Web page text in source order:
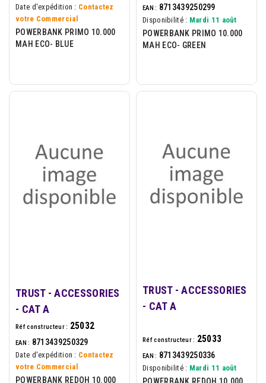
Date d'expédition : Contactez
votre Commercial
POWERBANK PRIMO 10.000
MAH ECO- BLUE
EAN : 8713439250299
Disponibilité : Mardi 11 août
POWERBANK PRIMO 10.000
MAH ECO- GREEN
TRUST - ACCESSORIES
- CAT A
Réf constructeur : 25032
EAN : 8713439250329
Date d'expédition : Contactez
votre Commercial
POWERBANK REDOH 10.000
TRUST - ACCESSORIES
- CAT A
Réf constructeur : 25033
EAN : 8713439250336
Disponibilité : Mardi 11 août
POWERBANK REDOH 10.000